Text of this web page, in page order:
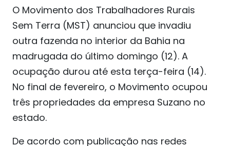
O Movimento dos Trabalhadores Rurais
Sem Terra (MST) anunciou que invadiu
outra fazenda no interior da Bahia na
madrugada do último domingo (12). A
ocupação durou até esta terça-feira (14).
No final de fevereiro, o Movimento ocupou
três propriedades da empresa Suzano no
estado.
De acordo com publicação nas redes